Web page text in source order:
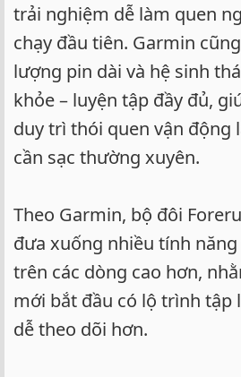
trải nghiệm dễ làm quen
chạy đầu tiên. Garmin
lượng pin dài và hệ sinh
khỏe – luyện tập đầy đủ,
duy trì thói quen vận động
cần sạc thường xuyên.
Theo Garmin, bộ đôi
đưa xuống nhiều tính
trên các dòng cao hơn,
mới bắt đầu có lộ trình tập
dễ theo dõi hơn.